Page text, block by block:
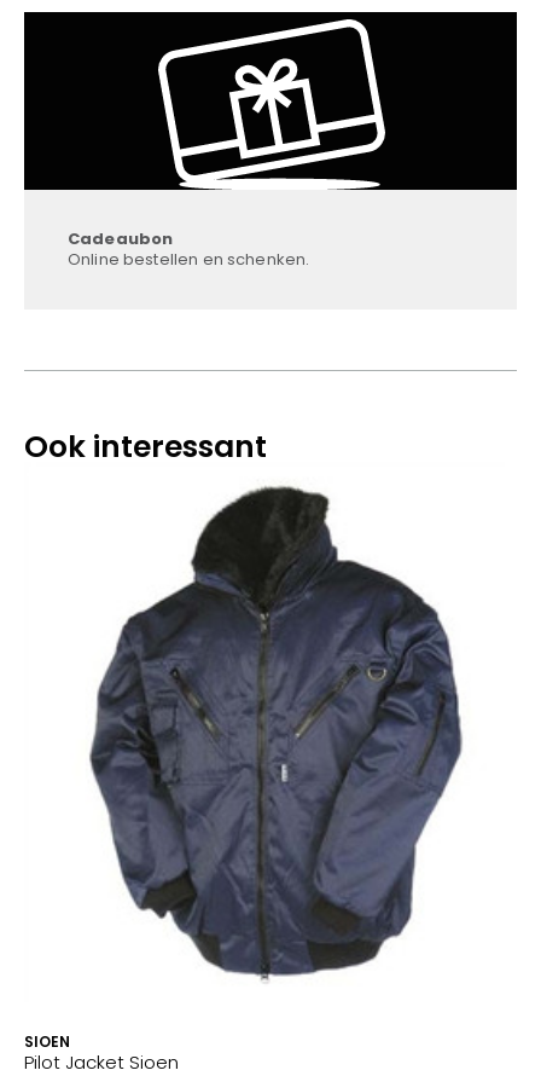
Cadeaubon
Online bestellen en schenken.
Ook interessant
SIOEN
Pilot Jacket Sioen